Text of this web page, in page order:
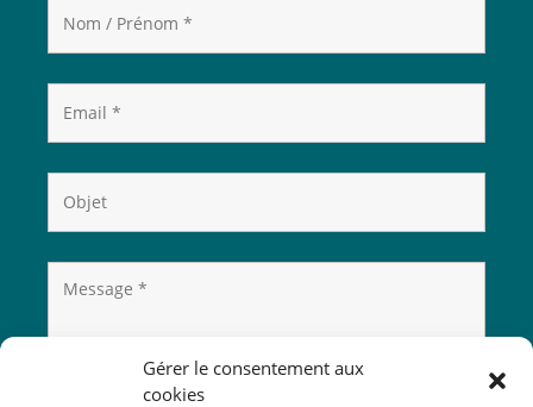
Gérer le consentement aux
cookies